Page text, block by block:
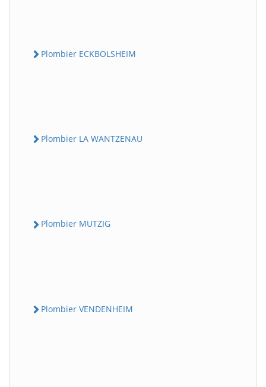
Plombier ECKBOLSHEIM
Plombier LA WANTZENAU
Plombier MUTZIG
Plombier VENDENHEIM